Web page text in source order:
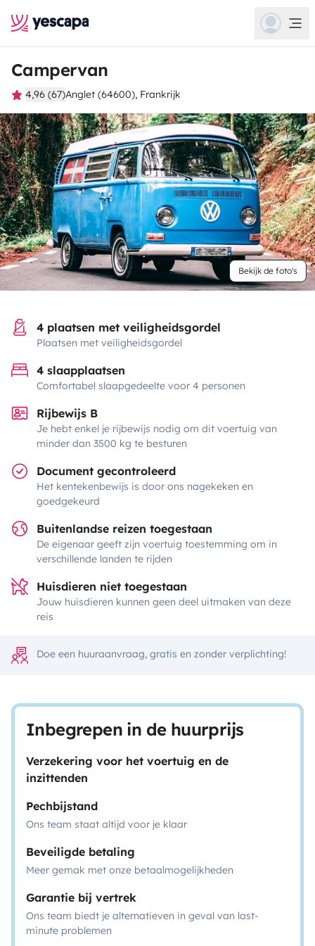
Campervan
4,96 (67)Anglet (64600), Frankrijk
Bekijk de foto's
4 plaatsen met veiligheidsgordel
Plaatsen met veiligheidsgordel
4 slaapplaatsen
Comfortabel slaapgedeelte voor 4 personen
Rijbewijs B
Je hebt enkel je rijbewijs nodig om dit voertuig van
minder dan 3500 kg te besturen
Document gecontroleerd
Het kentekenbewijs is door ons nagekeken en
goedgekeurd
Buitenlandse reizen toegestaan
De eigenaar geeft zijn voertuig toestemming om in
verschillende landen te rijden
Huisdieren niet toegestaan
Jouw huisdieren kunnen geen deel uitmaken van deze
reis
Doe een huuraanvraag, gratis en zonder verplichting!
Inbegrepen in de huurprijs
Verzekering voor het voertuig en de
inzittenden
Pechbijstand
Ons team staat altijd voor je klaar
Beveiligde betaling
Meer gemak met onze betaalmogelijkheden
Garantie bij vertrek
Ons team biedt je alternatieven in geval van last-
minute problemen